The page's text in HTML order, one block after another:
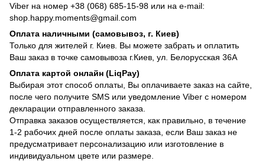
Viber на номер +38 (068) 685-15-98 или на e-mail:
shop.happy.moments@gmail.com
Оплата наличными (самовывоз, г. Киев)
Только для жителей г. Киев. Вы можете забрать и оплатить
Ваш заказ в точке самовывоза г.Киев, ул. Белорусская 36А
Оплата картой онлайн (LiqPay)
Выбирая этот способ оплаты, Вы оплачиваете заказ на сайте,
после чего получите SMS или уведомление Viber с номером
декларации отправленного заказа.
Отправка заказов осуществляется, как правильно, в течение
1-2 рабочих дней после оплаты заказа, если Ваш заказ не
предусматривает персонализацию или изготовление в
индивидуальном цвете или размере.